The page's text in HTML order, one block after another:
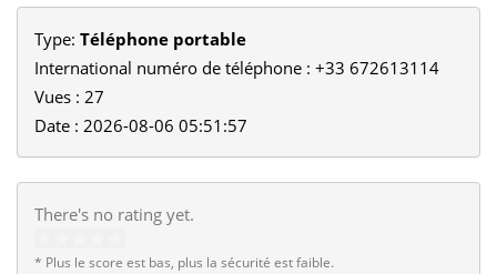
Type: Téléphone portable
International numéro de téléphone : +33 672613114
Vues : 27
Date : 2026-08-06 05:51:57
There's no rating yet.
* Plus le score est bas, plus la sécurité est faible.